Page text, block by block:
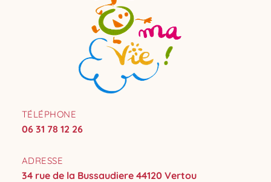
TÉLÉPHONE
06 31 78 12 26
ADRESSE
34 rue de la Bussaudiere 44120 Vertou